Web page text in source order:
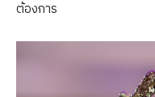
ต้องการ